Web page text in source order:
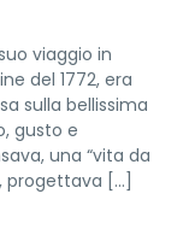
viaggio in
del 1772, era
sulla bellissima
gusto e
una “vita da
progettava […]